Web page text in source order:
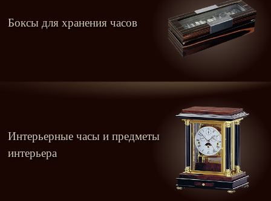
Боксы для хранения часов
Интерьерные часы и предметы
интерьера